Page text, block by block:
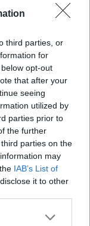
third parties, or
for
opt-out
that after your
seeing
utilized by
parties prior to
the further
parties on the
may
IAB’s List of
it to other